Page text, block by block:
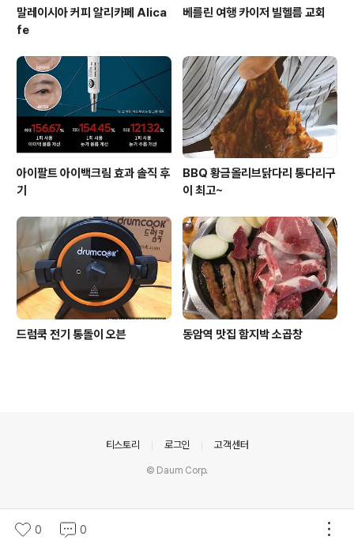
말레이시아 커피 알리카페 Alica
fe
베를린 여행 카이저 빌헬름 교회
아이팔트 아이백크림 효과 솔직 후
기
BBQ 황금올리브닭다리 통다리구
이 최고~
드럼쿡 전기 통돌이 오븐 동암역 맛집 함지박 소곱창
0 0
티스토리 로그인 고객센터
© Daum Corp.